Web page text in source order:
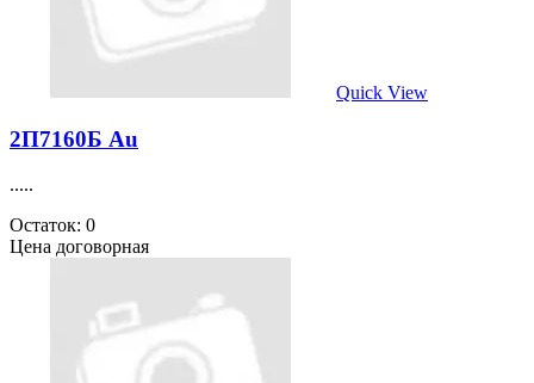
Quick View
2П7160Б Au
.....
Остаток: 0
Цена договорная